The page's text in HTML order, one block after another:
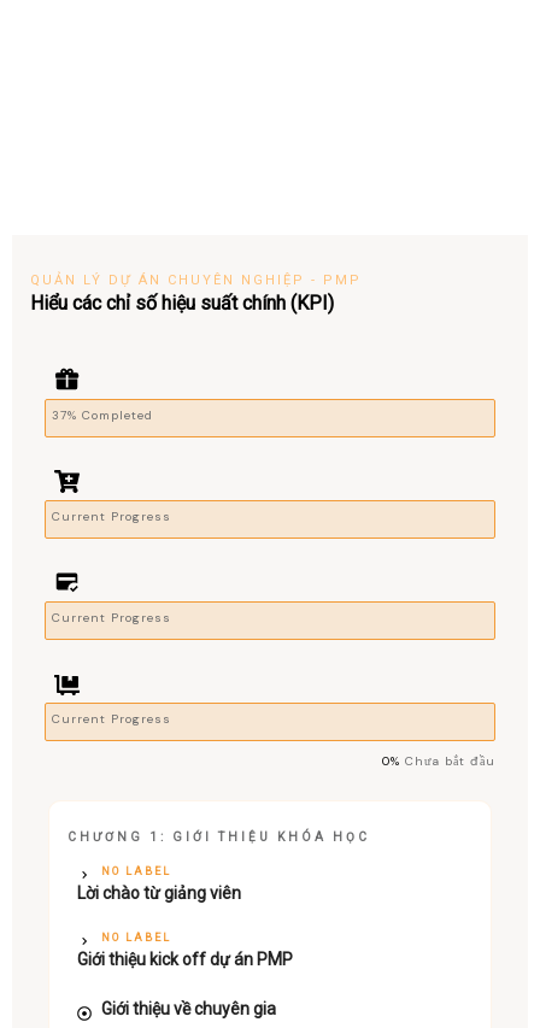
QUẢN LÝ DỰ ÁN CHUYÊN NGHIỆP - PMP
Hiểu các chỉ số hiệu suất chính (KPI)
37% Completed
Current Progress
Current Progress
Current Progress
0% Chưa bắt đầu
CHƯƠNG 1: GIỚI THIỆU KHÓA HỌC
NO LABEL
Lời chào từ giảng viên
NO LABEL
Giới thiệu kick off dự án PMP
Giới thiệu về chuyên gia